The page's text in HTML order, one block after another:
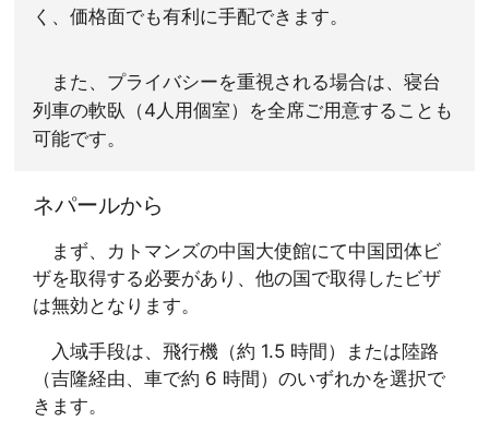
く、価格面でも有利に手配できます。
また、プライバシーを重視される場合は、寝台
列車の軟臥（4人用個室）を全席ご用意することも
可能です。
ネパールから
まず、カトマンズの中国大使館にて中国団体ビ
ザを取得する必要があり、他の国で取得したビザ
は無効となります。
入域手段は、飛行機（約 1.5 時間）または陸路
（吉隆経由、車で約 6 時間）のいずれかを選択で
きます。